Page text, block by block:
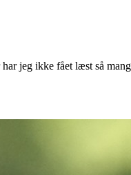
jeg ikke fået læst så